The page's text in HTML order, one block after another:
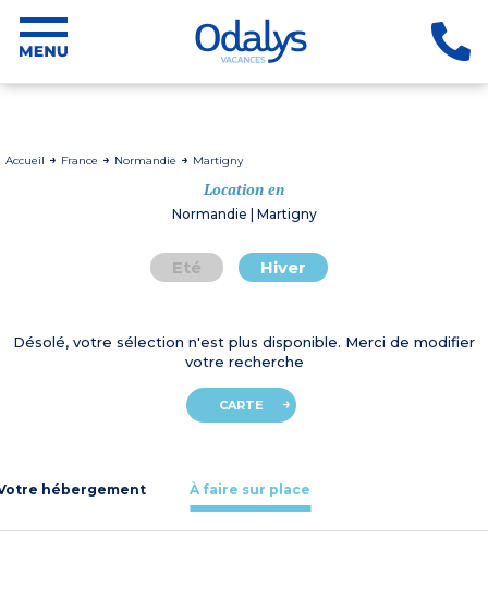
Accueil France Normandie Martigny
Location en
Normandie | Martigny
Eté Hiver
Désolé, votre sélection n'est plus disponible. Merci de modifier
votre recherche
CARTE
hébergement À faire sur place